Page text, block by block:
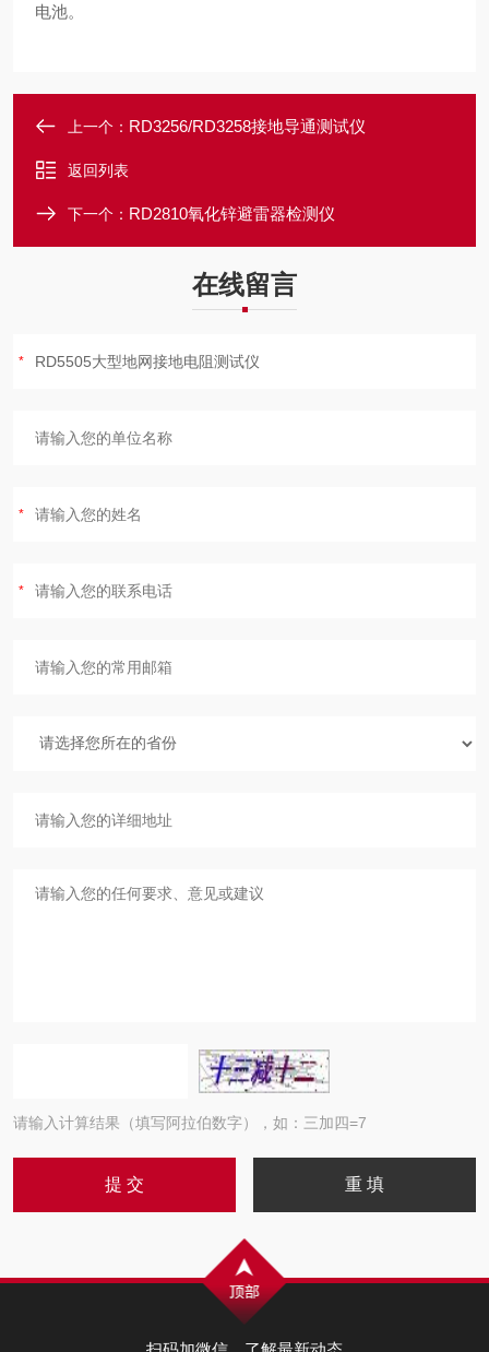
电池。
上一个： RD3256/RD3258接地导通测试仪
返回列表
下一个： RD2810氧化锌避雷器检测仪
在线留言
请输入计算结果（填写阿拉伯数字），如：三加四=7